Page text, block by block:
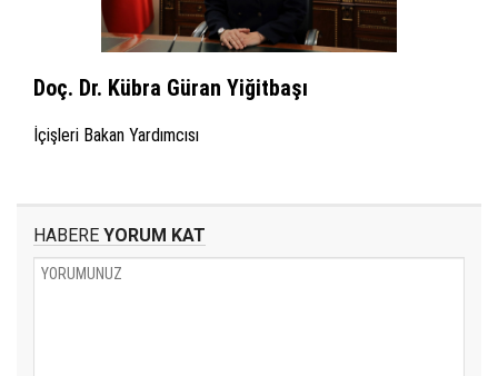
Doç. Dr. Kübra Güran Yiğitbaşı
İçişleri Bakan Yardımcısı
HABERE YORUM KAT